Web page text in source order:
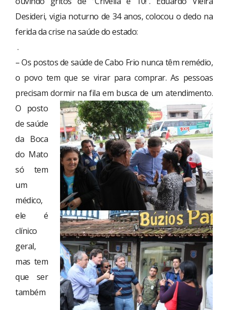
Desideri, vigia noturno de 34 anos, colocou o dedo na
ferida da crise na saúde do estado:
.
– Os postos de saúde de Cabo Frio nunca têm remédio,
o povo tem que se virar para comprar. As pessoas
precisam dormir na fila em busca de um atendimento.
O posto
de saúde
da Boca
do Mato
só tem
um
médico,
ele é
clínico
geral,
mas tem
que ser
também